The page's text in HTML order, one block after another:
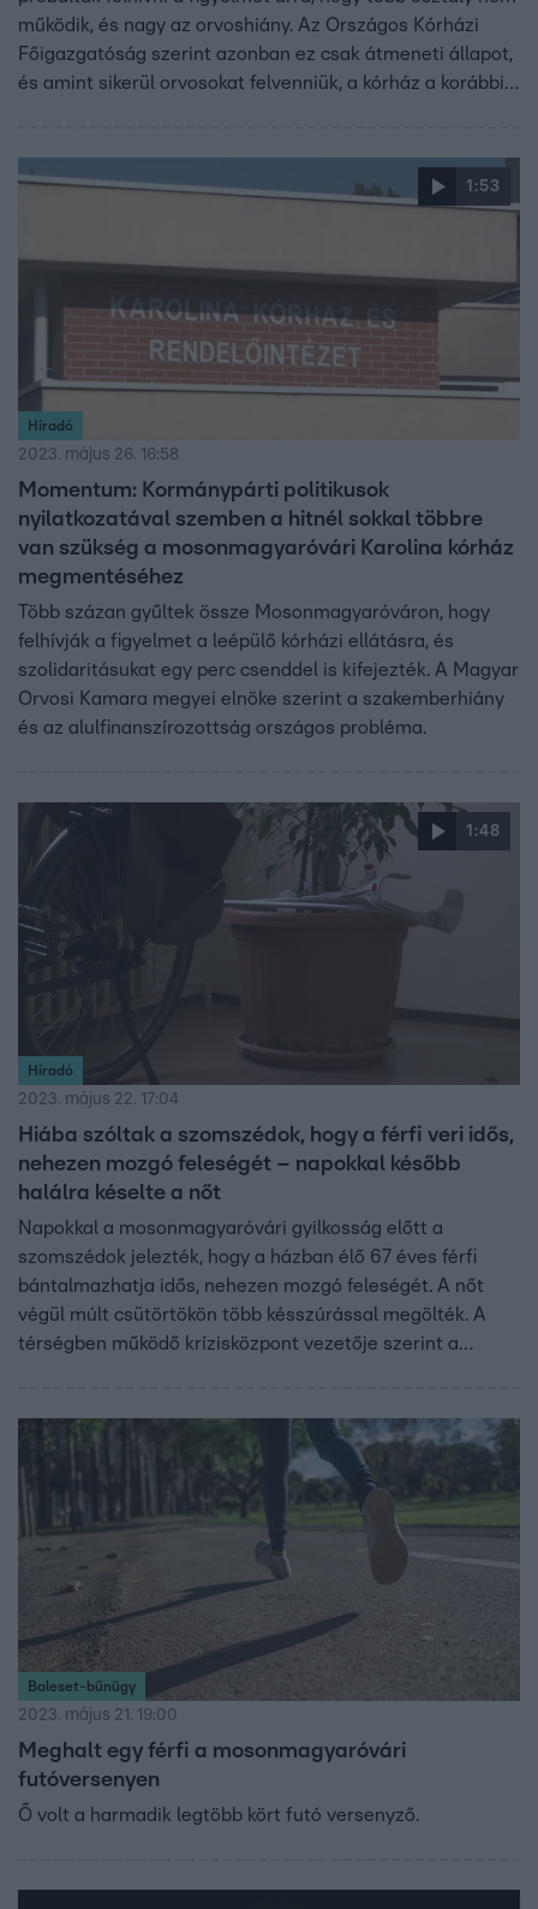
működik, és nagy az orvoshiány. Az Országos Kórházi
Főigazgatóság szerint azonban ez csak átmeneti állapot,
és amint sikerül orvosokat felvenniük, a kórház a korábbi
1:53
Híradó
2023. május 26. 16:58
Momentum: Kormánypárti politikusok
nyilatkozatával szemben a hitnél sokkal többre
van szükség a mosonmagyaróvári Karolina kórház
megmentéséhez
Több százan gyűltek össze Mosonmagyaróváron, hogy
felhívják a figyelmet a leépülő kórházi ellátásra, és
szolidaritásukat egy perc csenddel is kifejezték. A Magyar
Orvosi Kamara megyei elnöke szerint a szakemberhiány
és az alulfinanszírozottság országos probléma.
1:48
Híradó
2023. május 22. 17:04
Hiába szóltak a szomszédok, hogy a férfi veri idős,
nehezen mozgó feleségét – napokkal később
halálra késelte a nőt
Napokkal a mosonmagyaróvári gyilkosság előtt a
szomszédok jelezték, hogy a házban élő 67 éves férfi
bántalmazhatja idős, nehezen mozgó feleségét. A nőt
végül múlt csütörtökön több késszúrással megölték. A
térségben működő krízisközpont vezetője szerint a
segítséget.
Baleset-bűnügy
2023. május 21. 19:00
Meghalt egy férfi a mosonmagyaróvári
futóversenyen
Ő volt a harmadik legtöbb kört futó versenyző.